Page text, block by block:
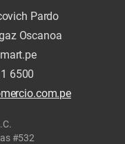
Pardo
Oscanoa
6500
#532